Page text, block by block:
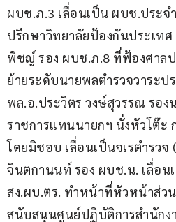
ผบช.ภ.3 เลื่อนเป็น ผบช.ประจ
ปรึกษาวิทยาลัยป้องกันประเท
พิชญ์ รอง ผบช.ภ.8 ที่ฟ้องศาลป
ย้ายระดับนายพลตำรวจวาระป
พล.อ.ประวิตร วงษ์สุวรรณ รอง
ราชการแทนนายกฯ นั่งหัวโต๊ะ
โดยมิชอบ เลื่อนเป็นจเรตำรวจ
จินตกานนท์ รอง ผบช.น. เลื่อน
สง.ผบ.ตร. ทำหน้าที่หัวหน้าส่ว
สนับสนุนศูนย์ปฏิบัติการสำนักง